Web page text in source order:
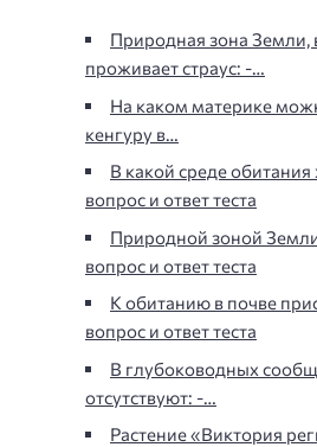
Природная зона Земли,
проживает страус: -…
На каком материке
кенгуру в…
В какой среде
вопрос и ответ теста
Природной зоной
вопрос и ответ теста
К обитанию в почве
вопрос и ответ теста
В глубоководных
отсутствуют: -…
Растение «Виктория